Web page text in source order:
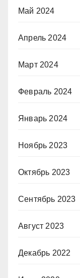
Май 2024
Апрель 2024
Март 2024
Февраль 2024
Январь 2024
Ноябрь 2023
Октябрь 2023
Сентябрь 2023
Август 2023
Декабрь 2022